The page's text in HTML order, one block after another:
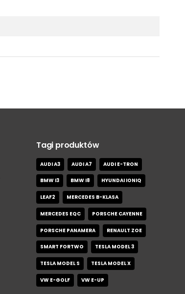
Tagi produktów
AUDI A3 AUDI A7 AUDI E-TRON
BMW I3 BMW I8 HYUNDAI IONIQ
LEAF2 MERCEDES B-KLASA
MERCEDES EQC PORSCHE CAYENNE
PORSCHE PANAMERA RENAULT ZOE
SMART FORTWO TESLA MODEL 3
TESLA MODEL S TESLA MODEL X
VW E-GOLF VW E-UP